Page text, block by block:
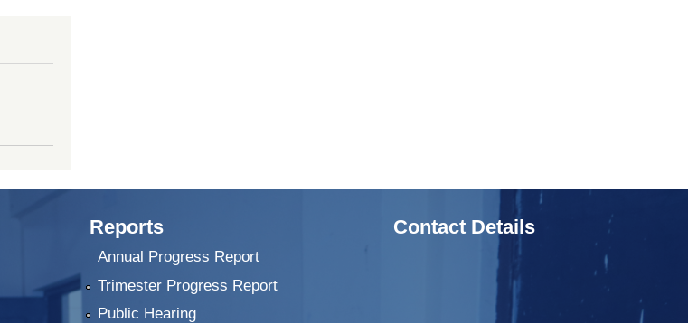
Reports
Annual Progress Report
Trimester Progress Report
Public Hearing
Contact Details